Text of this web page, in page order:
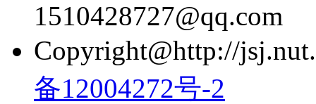
1510428727@qq.com
Copyright@http://
备12004272号-2